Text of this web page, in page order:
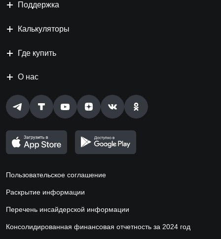
Поддержка
Калькуляторы
Где купить
О нас
Пользовательское соглашение
Раскрытие информации
Перечень инсайдерской информации
Консолидированная финансовая отчетность за 2024 год